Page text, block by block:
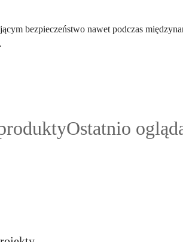
bezpieczeństwo nawet podczas
Produkty
Ostatnio